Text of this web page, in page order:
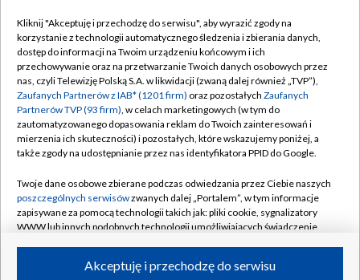
TVP
Abonament TVP
Emisja w TVP
Centrum informacji TVP
Naziemna Telewizja Cyfrowa
Rada Programowa
System NOS
Informacje o nadawcy
Program dla prasy
Regulamin TVP
Polityka prywatności
Moje zgody
Pomoc
Kontakt
Kanały
Kliknij "Akceptuję i przechodzę do serwisu", aby wyrazić zgody na
korzystanie z technologii automatycznego śledzenia i zbierania danych,
dostęp do informacji na Twoim urządzeniu końcowym i ich
przechowywanie oraz na przetwarzanie Twoich danych osobowych przez
nas, czyli Telewizję Polską S.A. w likwidacji (zwaną dalej również „TVP”),
Zaufanych Partnerów z IAB* (1201 firm) oraz pozostałych Zaufanych
Partnerów TVP (93 firm), w celach marketingowych (w tym do
zautomatyzowanego dopasowania reklam do Twoich zainteresowań i
mierzenia ich skuteczności) i pozostałych, które wskazujemy poniżej, a
także zgody na udostępnianie przez nas identyfikatora PPID do Google.
Twoje dane osobowe zbierane podczas odwiedzania przez Ciebie naszych
poszczególnych serwisówzwanych dalej „Portalem”, w tym informacje
zapisywane za pomocą technologii takich jak: pliki cookie, sygnalizatory
WWW lub innych podobnych technologii umożliwiających świadczenie
ruchu w Internecie.Akceptuję i przechodzę do serwisu